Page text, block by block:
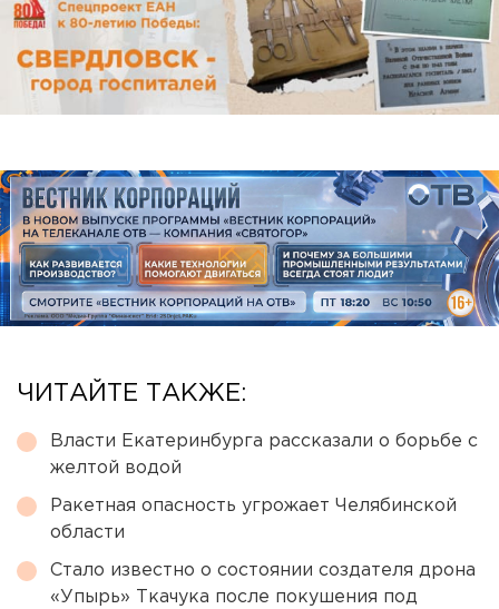
ЧИТАЙТЕ ТАКЖЕ:
Власти Екатеринбурга рассказали о борьбе с
желтой водой
Ракетная опасность угрожает Челябинской
области
Стало известно о состоянии создателя дрона
«Упырь» Ткачука после покушения под